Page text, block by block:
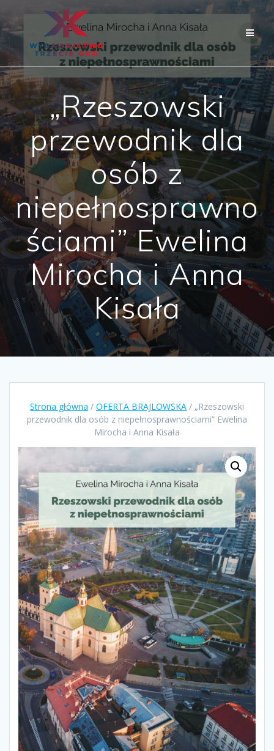
content
„Rzeszowski
przewodnik dla
osób z
niepełnosprawno
ściami” Ewelina
Mirocha i Anna
Kisała
Strona główna / OFERTA BRAJLOWSKA / „Rzeszowski
przewodnik dla osób z niepełnosprawnościami” Ewelina
Mirocha i Anna Kisała